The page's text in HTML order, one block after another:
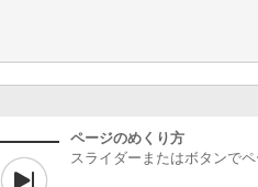
ページのめくり方
スライダーまたはボタンで